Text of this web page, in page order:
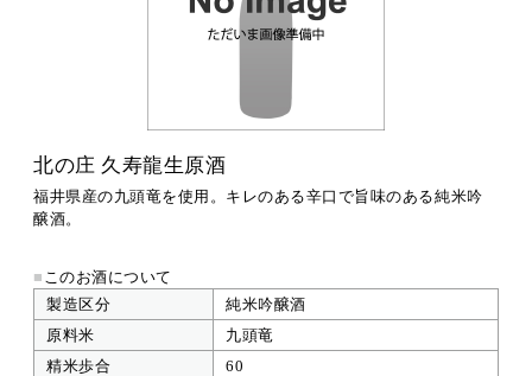
北の庄 久寿龍生原酒
福井県産の九頭竜を使用。キレのある辛口で旨味のある純米吟
醸酒。
■ このお酒について
製造区分
純米吟醸酒
原料米
九頭竜
精米歩合
60